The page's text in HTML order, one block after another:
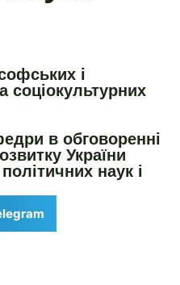
і
соціокультурних
в обговоренні
України
наук і